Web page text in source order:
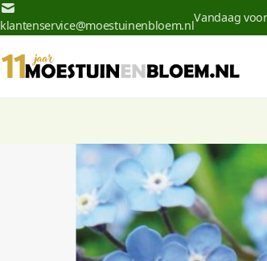
Ga naar de inhoud
klantenservice@moestuinenbloem.nl
Vandaag